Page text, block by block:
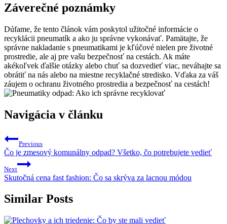
Záverečné poznámky
Dúfame, že tento článok vám poskytol užitočné informácie o
recyklácii pneumatík a ako ju správne vykonávať. Pamätajte, že
správne nakladanie s pneumatikami je kľúčové nielen pre životné
prostredie, ale aj pre vašu bezpečnosť na cestách. Ak máte
akékoľvek ďalšie otázky alebo chuť sa dozvedieť viac, neváhajte sa
obrátiť na nás alebo na miestne recyklačné stredisko. Vďaka za váš
záujem o ochranu životného prostredia a bezpečnosť na cestách!
Navigácia v článku
Previous
Čo je zmesový komunálny odpad? Všetko, čo potrebujete vedieť
Next
Skutočná cena fast fashion: Čo sa skrýva za lacnou módou
Similar Posts